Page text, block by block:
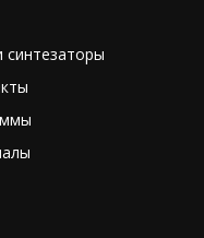
синтезаторы